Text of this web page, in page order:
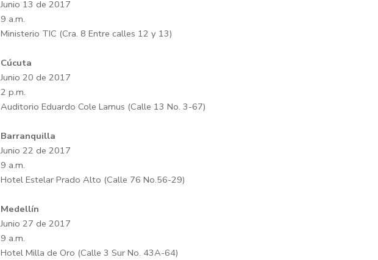
Junio 13 de 2017
9 a.m.
Ministerio TIC (Cra. 8 Entre calles 12 y 13)
Cúcuta
Junio 20 de 2017
2 p.m.
Auditorio Eduardo Cole Lamus (Calle 13 No. 3-67)
Barranquilla
Junio 22 de 2017
9 a.m.
Hotel Estelar Prado Alto (Calle 76 No.56-29)
Medellín
Junio 27 de 2017
9 a.m.
Hotel Milla de Oro (Calle 3 Sur No. 43A-64)